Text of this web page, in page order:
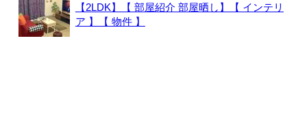
【2LDK】【 部屋紹介 部屋晒し】【 インテリ
ア 】【 物件 】